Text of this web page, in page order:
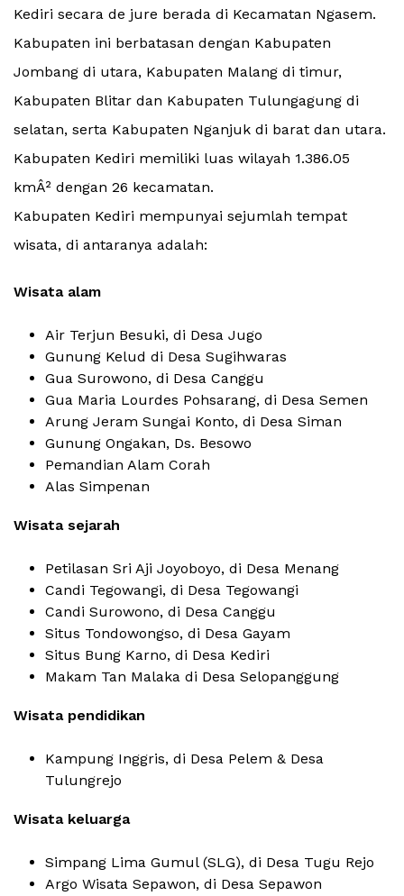
Kediri secara de jure berada di Kecamatan Ngasem.
Kabupaten ini berbatasan dengan Kabupaten
Jombang di utara, Kabupaten Malang di timur,
Kabupaten Blitar dan Kabupaten Tulungagung di
selatan, serta Kabupaten Nganjuk di barat dan utara.
Kabupaten Kediri memiliki luas wilayah 1.386.05
kmÂ² dengan 26 kecamatan.
Kabupaten Kediri mempunyai sejumlah tempat
wisata, di antaranya adalah:
Wisata alam
Air Terjun Besuki, di Desa Jugo
Gunung Kelud di Desa Sugihwaras
Gua Surowono, di Desa Canggu
Gua Maria Lourdes Pohsarang, di Desa Semen
Arung Jeram Sungai Konto, di Desa Siman
Gunung Ongakan, Ds. Besowo
Pemandian Alam Corah
Alas Simpenan
Wisata sejarah
Petilasan Sri Aji Joyoboyo, di Desa Menang
Candi Tegowangi, di Desa Tegowangi
Candi Surowono, di Desa Canggu
Situs Tondowongso, di Desa Gayam
Situs Bung Karno, di Desa Kediri
Makam Tan Malaka di Desa Selopanggung
Wisata pendidikan
Kampung Inggris, di Desa Pelem & Desa
Tulungrejo
Wisata keluarga
Simpang Lima Gumul (SLG), di Desa Tugu Rejo
Argo Wisata Sepawon, di Desa Sepawon